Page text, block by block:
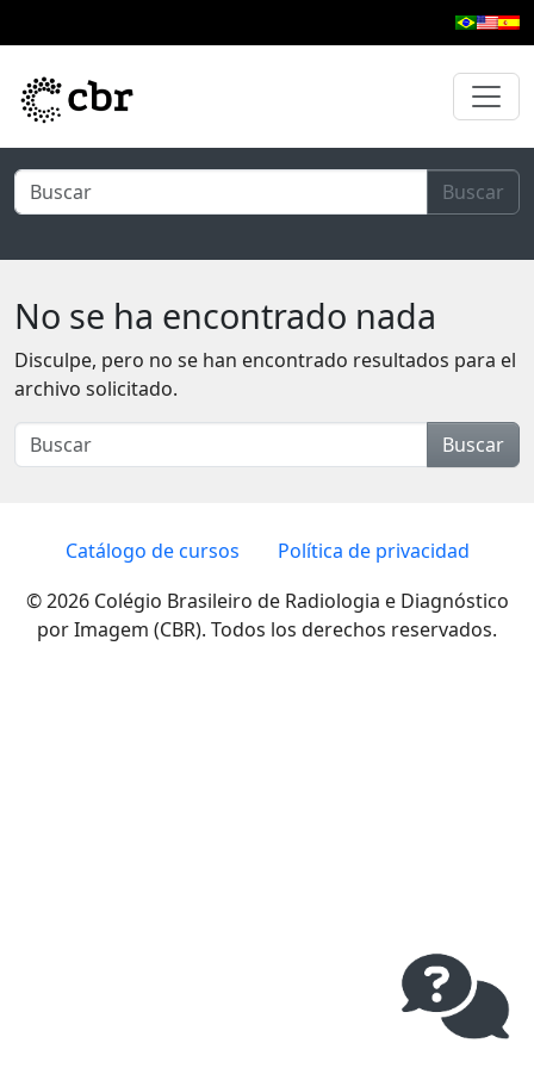
Buscar
No se ha encontrado nada
Disculpe, pero no se han encontrado resultados para el
archivo solicitado.
Buscar
Catálogo de cursos
Política de privacidad
© 2026 Colégio Brasileiro de Radiologia e Diagnóstico
por Imagem (CBR). Todos los derechos reservados.